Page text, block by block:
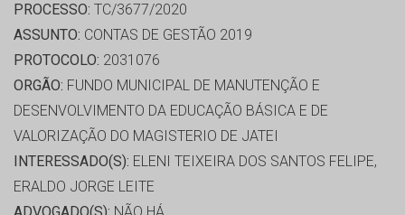
PROCESSO: TC/3677/2020
ASSUNTO: CONTAS DE GESTÃO 2019
PROTOCOLO: 2031076
ORGÃO: FUNDO MUNICIPAL DE MANUTENÇÃO E
DESENVOLVIMENTO DA EDUCAÇÃO BÁSICA E DE
VALORIZAÇÃO DO MAGISTERIO DE JATEI
INTERESSADO(S): ELENI TEIXEIRA DOS SANTOS FELIPE,
ERALDO JORGE LEITE